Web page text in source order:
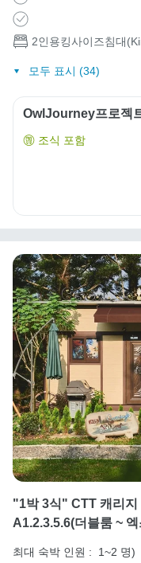
2인용킹사이즈침대
모두 표시 (34)
OwlJourney프로젝
조식 포함
"1박 3식" CTT 캐리지
A1.2.3.5.6(더블룸 ~
최대 숙박 인원 :
1~2 명)